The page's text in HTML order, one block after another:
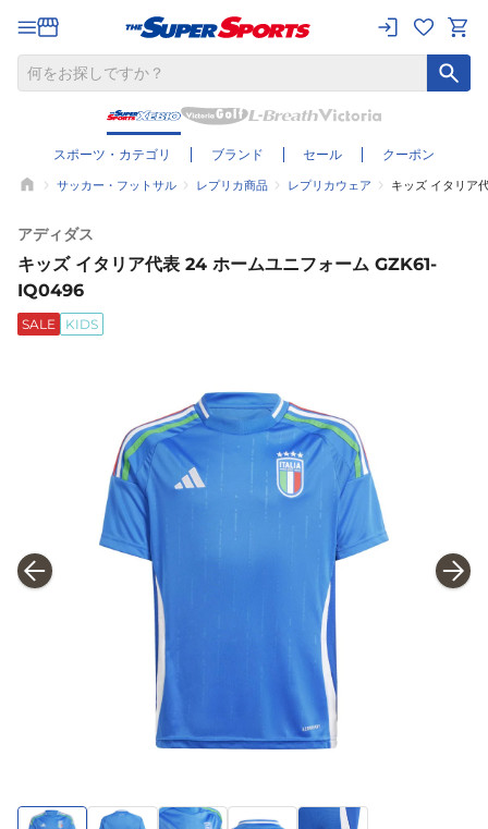
スポーツ・カテゴリ ブランド セール クーポン
サッカー・フットサル レプリカ商品 レプリカウェア キッズ イタリア
アディダス
キッズ イタリア代表 24 ホームユニフォーム GZK61-
IQ0496
SALE KIDS